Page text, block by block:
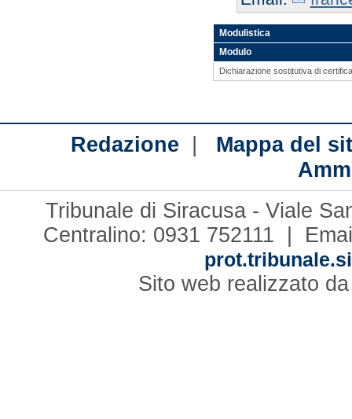
Modulistica
Modulo
Dichiarazione sostitutiva di
Redazione
Mappa del
Tribunale di Siracusa - Viale
Centralino: 0931 752111 |
Sito web realizzato